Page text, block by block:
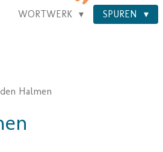
WORTWERK SPUREN
Halmen